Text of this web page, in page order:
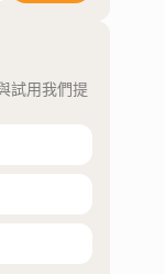
試用我們提